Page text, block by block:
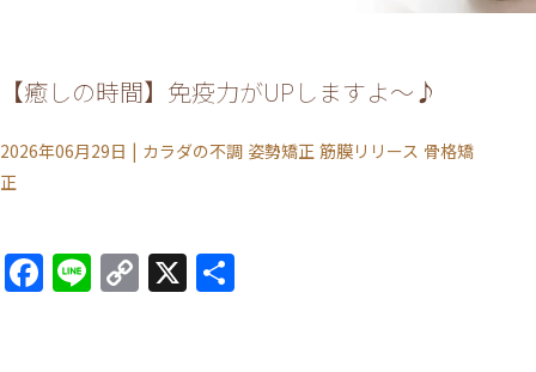
【癒しの時間】免疫力がUPしますよ～♪
2026年06月29日 | カラダの不調 姿勢矯正 筋膜リリース 骨格矯
正
Facebook
LineCopy
Link
X